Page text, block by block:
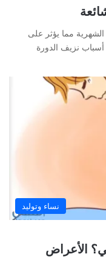
مما يؤثر على
نزيف الدورة
نساء وتوليد
الأعراض